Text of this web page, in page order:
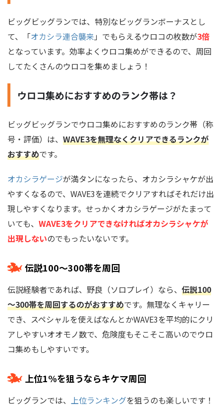
ビッグビッグランでは、特別なビッグランボーナスとし
て、「オカシラ連合襲来 」でもらえるウロコの枚数が3倍
となっています。効率よくウロコ集めができるので、周回
してたくさんのウロコを集めましょう！
ウロコ集めにおすすめのランク帯は？
ビッグビッグランでウロコ集めにおすすめのランク帯（称
号・評価）は、 WAVE3を無理なくクリアできるランクが
おすすめです。
オカシラゲージが満タンになったら、オカシラシャケが出
やすくなるので、WAVE3を連続でクリアすればそれだけ出
現しやすくなります。せっかくオカシラゲージがたまって
いても、 WAVE3をクリアできなければオカシラシャケが
出現しないのでもったいないです。
伝説100～300帯を周回
伝説経験者であれば、野良（ソロプレイ）なら、 伝説100
～300帯を周回するのがおすすめです。無理なくキャリー
でき、スペシャルを使えばなんとかWAVE3を平均的にクリ
アしやすいオオモノ数で、危険度もそこそこ高いのでウロ
コ集めもしやすいです。
上位1%を狙うならキケマ周回
ビッグランでは、 上位ランキングを狙うのも楽しいです！